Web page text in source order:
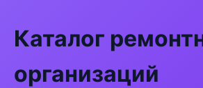
Каталог
организаций